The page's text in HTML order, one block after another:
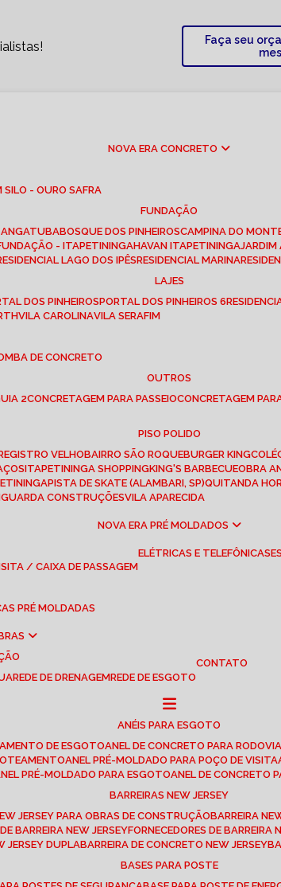
Faça seu
NOVA ERA CONCRETO
SILO - OURO SAFRA
FUNDAÇÃO
ANGATUBA BOSQUE DOS PINHEIROS CAMPINA DO
FUNDAÇÃO - ITAPETININGA HAVAN ITAPETININGA
RESIDENCIAL LAGO DOS IPÊS RESIDENCIAL MARINA
LAJES
DOS PINHEIROS PORTAL DOS PINHEIROS 6
VILA CAROLINA VILA SERAFIM
DE CONCRETO
OUTROS
2 CONCRETAGEM PARA PASSEIO CONCRETAGEM
PISO POLIDO
REGISTRO VELHO BAIRRO SÃO ROQUE BURGER KING
ITAPETININGA SHOPPING KING'S BARBECUE OBRA
PISTA DE SKATE (ALAMBARI, SP) QUITANDA
CONSTRUÇÕES VILA APARECIDA
NOVA ERA PRÉ MOLDADOS
/ CAIXA DE PASSAGEM
ELÉTRICAS E TELEFÔNICAS
PRÉ MOLDADAS
REDE DE DRENAGEM REDE DE ESGOTO
CONTATO
ANÉIS PARA ESGOTO
DE ESGOTO ANEL DE CONCRETO PARA
ANEL PRÉ-MOLDADO PARA POÇO DE VISITA
ANEL PRÉ-MOLDADO PARA ESGOTO ANEL DE CONCRETO
BARREIRAS NEW JERSEY
JERSEY PARA OBRAS DE CONSTRUÇÃO BARREIRA
BARREIRA NEW JERSEY FORNECEDORES DE BARREIRA
JERSEY DUPLA BARREIRA DE CONCRETO NEW JERSEY
BASES PARA POSTE